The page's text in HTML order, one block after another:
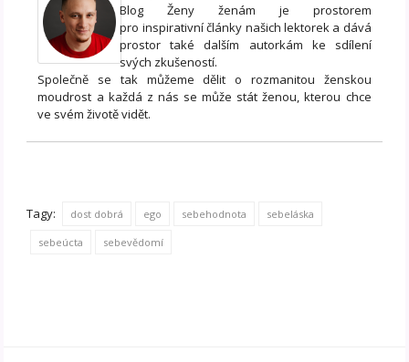
Blog Ženy ženám je prostorem
pro inspirativní články našich lektorek a dává
prostor také dalším autorkám ke sdílení
svých zkušeností.
Společně se tak můžeme dělit o rozmanitou ženskou
moudrost a každá z nás se může stát ženou, kterou chce
ve svém životě vidět.
Tagy: dost dobrá ego sebehodnota sebeláska
sebeúcta sebevědomí